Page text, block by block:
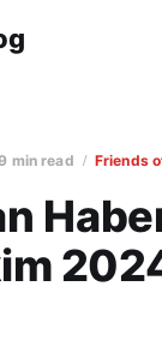
min read Friends